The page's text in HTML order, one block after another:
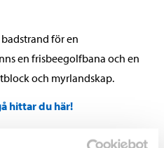
för en
en frisbeegolfbana och en
och myrlandskap.
hittar du här!